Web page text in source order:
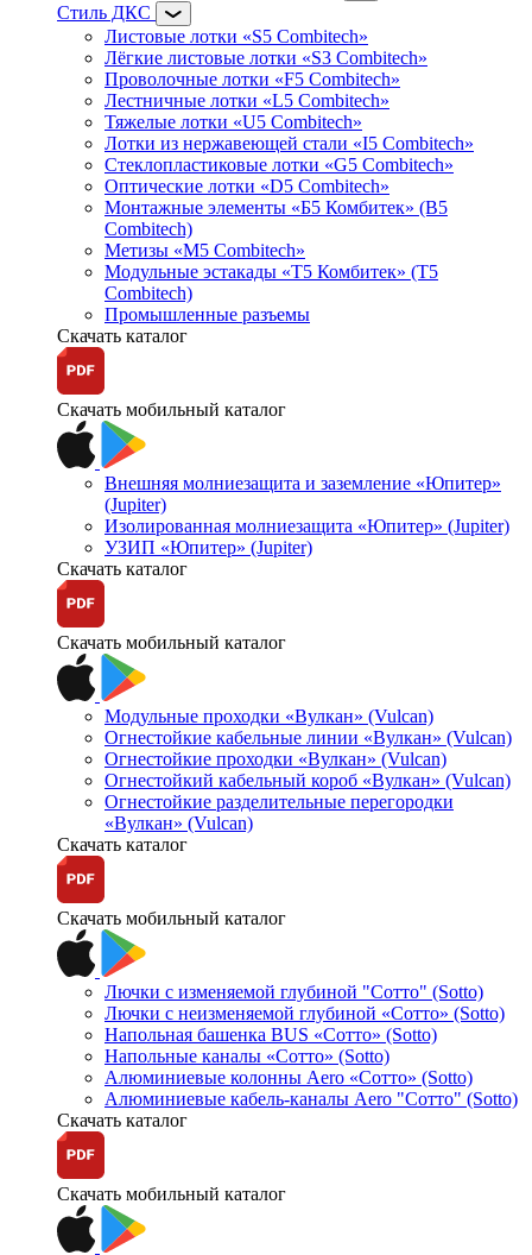
Стиль ДКС
Листовые лотки «S5 Combitech»
Лёгкие листовые лотки «S3 Combitech»
Проволочные лотки «F5 Combitech»
Лестничные лотки «L5 Combitech»
Тяжелые лотки «U5 Combitech»
Лотки из нержавеющей стали «I5 Combitech»
Стеклопластиковые лотки «G5 Combitech»
Оптические лотки «D5 Combitech»
Монтажные элементы «Б5 Комбитек» (B5
Combitech)
Метизы «M5 Combitech»
Модульные эстакады «Т5 Комбитек» (T5
Combitech)
Промышленные разъемы
Скачать каталог
Скачать мобильный каталог
Внешняя молниезащита и заземление «Юпитер»
(Jupiter)
Изолированная молниезащита «Юпитер» (Jupiter)
УЗИП «Юпитер» (Jupiter)
Скачать каталог
Скачать мобильный каталог
Модульные проходки «Вулкан» (Vulcan)
Огнестойкие кабельные линии «Вулкан» (Vulcan)
Огнестойкие проходки «Вулкан» (Vulcan)
Огнестойкий кабельный короб «Вулкан» (Vulcan)
Огнестойкие разделительные перегородки
«Вулкан» (Vulcan)
Скачать каталог
Скачать мобильный каталог
Лючки с изменяемой глубиной "Сотто" (Sotto)
Лючки с неизменяемой глубиной «Сотто» (Sotto)
Напольная башенка BUS «Сотто» (Sotto)
Напольные каналы «Сотто» (Sotto)
Алюминиевые колонны Aero «Сотто» (Sotto)
Алюминиевые кабель-каналы Aero "Сотто" (Sotto)
Скачать каталог
Скачать мобильный каталог